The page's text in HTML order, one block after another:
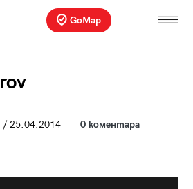
GoMap
/ 25.04.2014 0 коментара